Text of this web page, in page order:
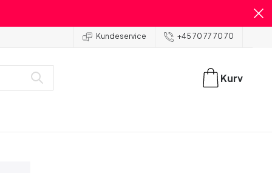
Kundeservice +45 70 77 70 70
Kurv